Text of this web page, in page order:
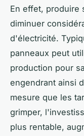
En effet, produire
diminuer
d'électricité.
panneaux peut
production pour
engendrant ainsi
mesure que les
grimper,
plus rentable,